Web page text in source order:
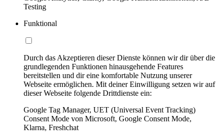
Testing
Funktional
Durch das Akzeptieren dieser Dienste können wir dir über die
grundlegenden Funktionen hinausgehende Features
bereitstellen und dir eine komfortable Nutzung unserer
Webseite ermöglichen. Mit deiner Einwilligung setzen wir auf
dieser Webseite folgende Drittdienste ein:
Google Tag Manager, UET (Universal Event Tracking)
Consent Mode von Microsoft, Google Consent Mode,
Klarna, Freshchat